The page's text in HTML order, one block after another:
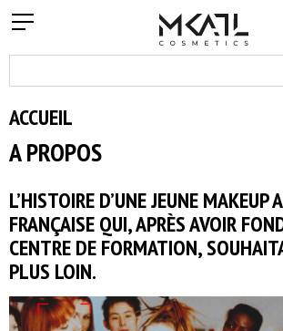
ACCUEIL
A PROPOS
L’HISTOIRE D’UNE JEUNE MAKEUP
FRANÇAISE QUI, APRÈS AVOIR
CENTRE DE FORMATION,
PLUS LOIN.